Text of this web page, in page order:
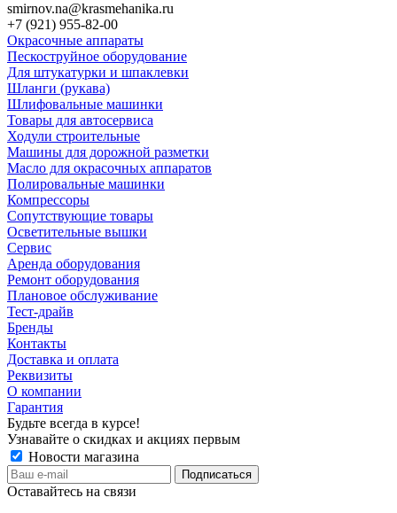
smirnov.na@krasmehanika.ru
+7 (921) 955-82-00
Окрасочные аппараты
Пескоструйное оборудование
Для штукатурки и шпаклевки
Шланги (рукава)
Шлифовальные машинки
Товары для автосервиса
Ходули строительные
Машины для дорожной разметки
Масло для окрасочных аппаратов
Полировальные машинки
Компрессоры
Сопутствующие товары
Осветительные вышки
Сервис
Аренда оборудования
Ремонт оборудования
Плановое обслуживание
Тест-драйв
Бренды
Контакты
Доставка и оплата
Реквизиты
О компании
Гарантия
Будьте всегда в курсе!
Узнавайте о скидках и акциях первым
Новости магазина
Оставайтесь на связи